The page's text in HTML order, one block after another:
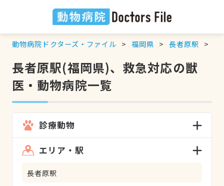
動物病院ドクターズ・ファイル 福岡県 長者原駅
長者原駅(福岡県)、救急対応の獣
医・動物病院一覧
診療動物
エリア・駅
長者原駅